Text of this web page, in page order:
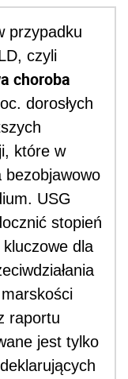
przypadku
czyli
choroba
dorosłych
które w
bezobjawowo
USG
stopień
dla
raportu
jest tylko